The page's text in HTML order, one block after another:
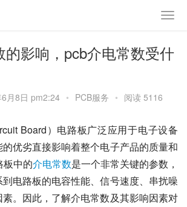
的影响，pcb介电常数受什
月8日 pm2:24 • PCB服务 • 阅读 5116
Board）电路板广泛应用于电子设备
优劣直接影响着整个电子产品的质量和
板中的介电常数是一个非常关键的参数，
电路板的电容性能、信号速度、串扰噪
。因此，了解介电常数及其影响因素对